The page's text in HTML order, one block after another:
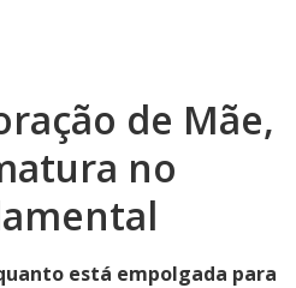
de Mãe,
no
está empolgada para